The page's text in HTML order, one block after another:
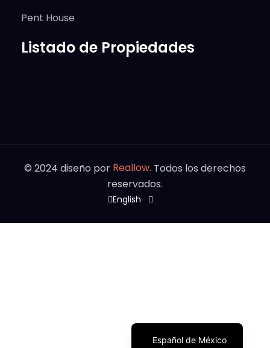
Pent House
Listado de Propiedades
© 2024 diseño por Reallow. Todos los derechos
reservados.
English
Español de México